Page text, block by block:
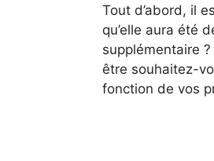
Tout d’abord, il
qu’elle aura été
supplémentaire
être souhaitez-
fonction de vos